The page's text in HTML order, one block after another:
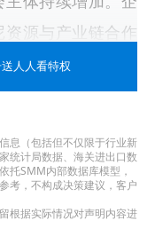
源与产业链合作
人人看特权
息（包括但不仅限于行业新
统计局数据、海关进出口数
托SMM内部数据库模型，
考，不构成决策建议，客户
根据实际情况对声明内容进